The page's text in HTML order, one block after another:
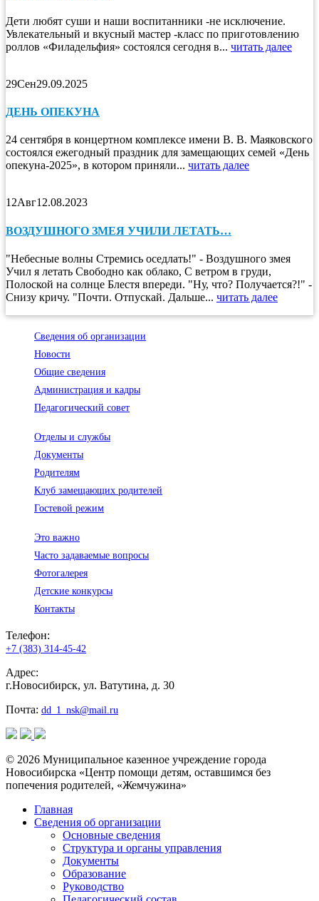
Дети любят суши и наши воспитанники -не исключение.
Увлекательный и вкусный мастер -класс по приготовлению
роллов «Филадельфия» состоялся сегодня в... читать далее
29Сен29.09.2025
ДЕНЬ ОПЕКУНА
24 сентября в концертном комплексе имени В. В. Маяковского
состоялся ежегодный праздник для замещающих семей «День
опекуна-2025», в котором приняли... читать далее
12Авг12.08.2023
ВОЗДУШНОГО ЗМЕЯ УЧИЛИ ЛЕТАТЬ…
"Небесные волны Стремись оседлать!" - Воздушного змея
Учил я летать Свободно как облако, С ветром в груди,
Полоской на солнце Блестя впереди. "Ну, что? Получается?!" -
Снизу кричу. "Почти. Отпускай. Дальше... читать далее
Сведения об организации
Новости
Общие сведения
Администрация и кадры
Педагогический совет
Отделы и службы
Документы
Родителям
Клуб замещающих родителей
Гостевой режим
Это важно
Часто задаваемые вопросы
Фотогалерея
Детские конкурсы
Контакты
Телефон:
+7 (383) 314-45-42
Адрес:
г.Новосибирск, ул. Ватутина, д. 30
Почта: dd_1_nsk@mail.ru
© 2026 Муниципальное казенное учреждение города
Новосибирска «Центр помощи детям, оставшимся без
попечения родителей, «Жемчужина»
Главная
Сведения об организации
Основные сведения
Структура и органы управления
Документы
Образование
Руководство